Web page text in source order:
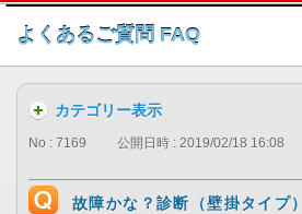
このページの本文へ
よくあるご質問 FAQ
カテゴリー表示
No : 7169 公開日時 : 2019/02/18 16:08
故障かな？診断（壁掛タイプ